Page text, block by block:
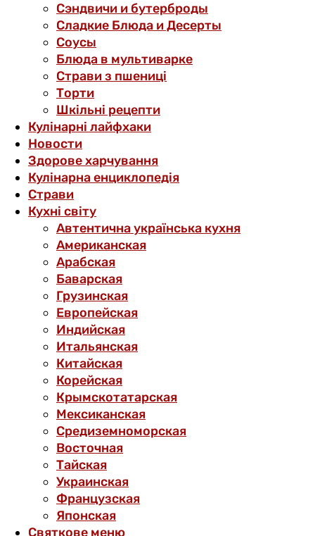
Сэндвичи и бутерброды
Сладкие Блюда и Десерты
Соусы
Блюда в мультиварке
Страви з пшениці
Торти
Шкільні рецепти
Кулінарні лайфхаки
Новости
Здорове харчування
Кулінарна енциклопедія
Страви
Кухні світу
Автентична українська кухня
Американская
Арабская
Баварская
Грузинская
Европейская
Индийская
Итальянская
Китайская
Корейская
Крымскотатарская
Мексиканская
Средиземноморская
Восточная
Тайская
Украинская
Французская
Японская
Святкове меню